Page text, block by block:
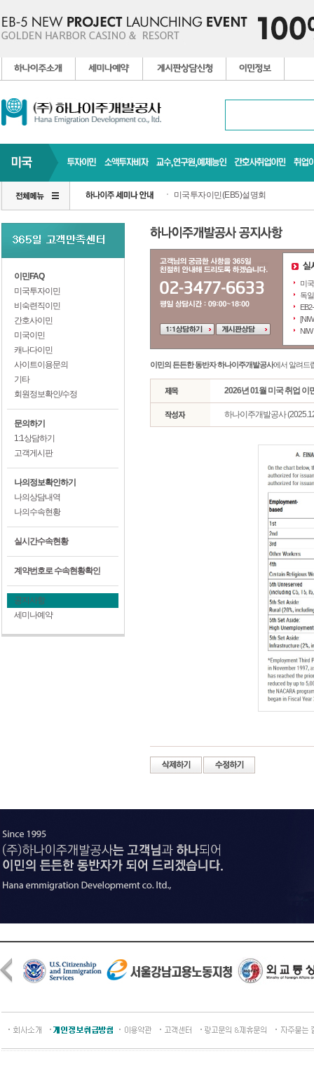
미국투자이민(EB5)설명회
이민FAQ
미국투자이민
비숙련직이민
간호사이민
미국이민
캐나다이민
사이트이용문의
기타
회원정보확인/수정
문의하기
1:1상담하기
고객게시판
나의정보확인하기
나의상담내역
나의수속현황
실시간수속현황
계약번호로 수속현황확인
공지사항
세미나예약
미
독
이민의 든든한 동반자 하나이주개발공사에서 알려드
2026년 01월 미국 취업 이
하나이주개발공사